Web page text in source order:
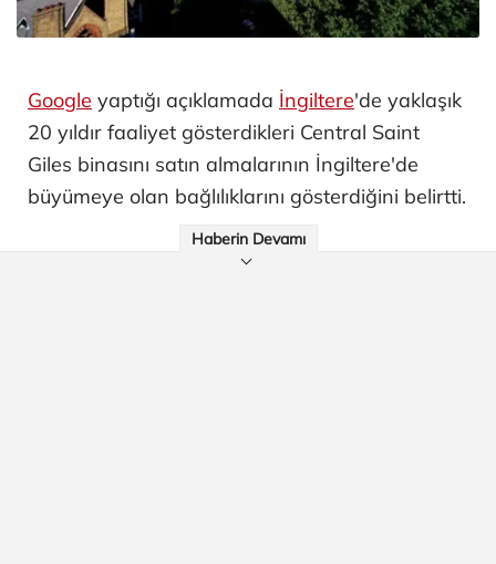
Google yaptığı açıklamada İngiltere'de yaklaşık
20 yıldır faaliyet gösterdikleri Central Saint
Giles binasını satın almalarının İngiltere'de
büyümeye olan bağlılıklarını gösterdiğini belirtti.
Haberin Devamı